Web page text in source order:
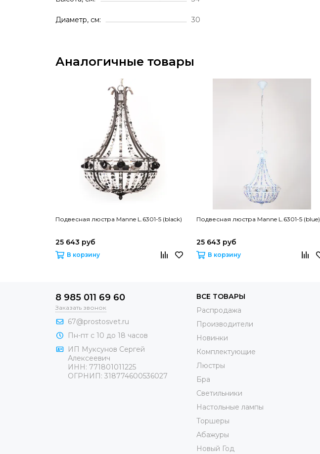
Диаметр, см 30
Аналогичные товары
Подвесная люстра Manne L.6301-5 (black)
25 643 руб
В корзину
Подвесная люстра Manne L.6301-5 (blue)
25 643 руб
В корзину
8 985 011 69 60
Заказать звонок
67@prostosvet.ru
Пн-пт с 10 до 18 часов
ИП Муксунов Сергей
Алексеевич
ИНН: 771801011225
ОГРНИП: 318774600536027
ВСЕ ТОВАРЫ
Распродажа
Производители
Новинки
Комплектующие
Люстры
Бра
Светильники
Настольные лампы
Торшеры
Абажуры
Новый Год